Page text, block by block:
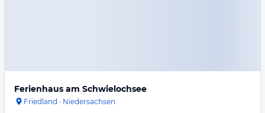
Ferienhaus am Schwielochsee
Friedland · Niedersachsen